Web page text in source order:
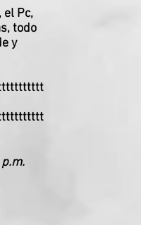
el Pc,
todo
y
p.m.